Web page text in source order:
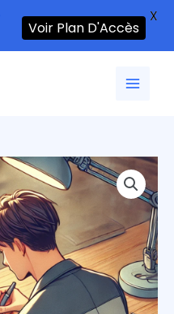
Voir Plan D'Accès
X